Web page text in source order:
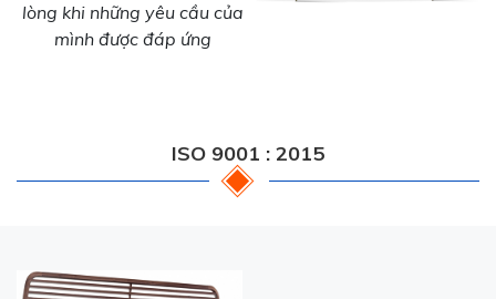
lòng khi những yêu cầu của
mình được đáp ứng
ISO 9001 : 2015